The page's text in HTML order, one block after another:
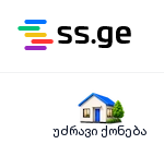
უძრავი ქონება